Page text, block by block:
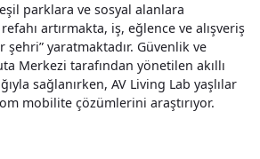
parklara ve sosyal alanlara
artırmakta, iş, eğlence ve alışveriş
şehri” yaratmaktadır. Güvenlik ve
Merkezi tarafından yönetilen akıllı
sağlanırken, AV Living Lab yaşlılar
mobilite çözümlerini araştırıyor.